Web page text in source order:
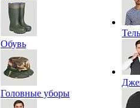
Обувь
Головные уборы